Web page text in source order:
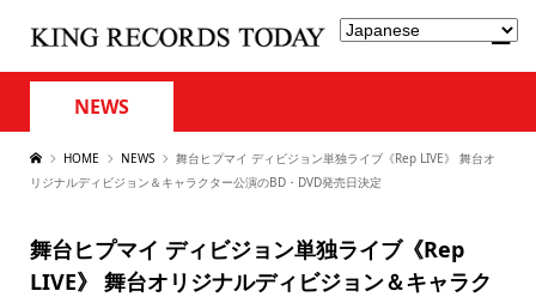
NEWS
HOME NEWS
舞台ヒプマイ ディビジョン単独ライブ《Rep LIVE》 舞台オ
リジナルディビジョン＆キャラクター公演のBD・DVD発売日決定
舞台ヒプマイ ディビジョン単独ライブ《Rep
LIVE》 舞台オリジナルディビジョン＆キャラク